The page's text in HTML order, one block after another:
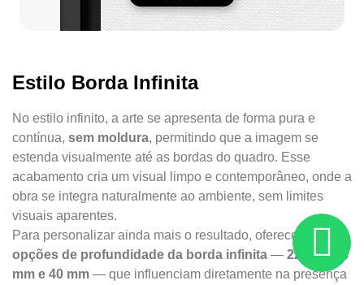
Estilo Borda Infinita
No estilo infinito, a arte se apresenta de forma pura e
contínua, sem moldura, permitindo que a imagem se
estenda visualmente até as bordas do quadro. Esse
acabamento cria um visual limpo e contemporâneo, onde a
obra se integra naturalmente ao ambiente, sem limites
visuais aparentes.
Para personalizar ainda mais o resultado, oferecemos
três
opções de profundidade da borda infinita — 22 mm, 34
mm e 40 mm — que influenciam diretamente na presença